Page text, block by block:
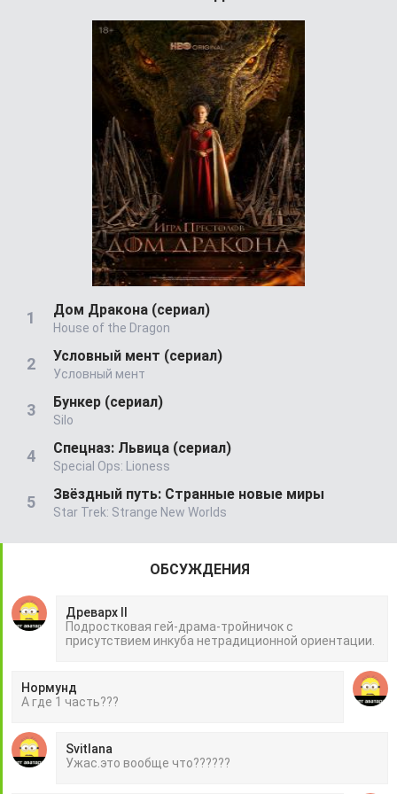
Дом Дракона (сериал)
House of the Dragon
Условный мент (сериал)
Условный мент
Бункер (сериал)
Silo
Спецназ: Львица (сериал)
Special Ops: Lioness
Звёздный путь: Странные новые миры
Star Trek: Strange New Worlds
ОБСУЖДЕНИЯ
Древарх II
Подростковая гей-драма-тройничок с
присутствием инкуба нетрадиционной ориентации.
Нормунд
А где 1 часть???
Svitlana
Ужас.это вообще что??????